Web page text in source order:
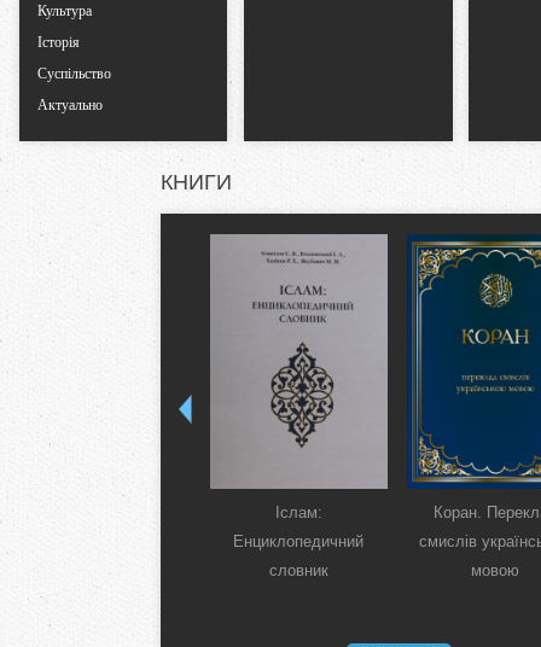
Культура
Історія
Суспільство
Актуально
КНИГИ
Загальне уявлення про
Іслам
Іслам:
Енциклопедичний
словник
Коран.
смислів
мовою